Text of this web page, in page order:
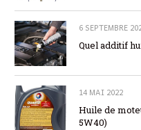
6 SEPTEMBRE
Quel additif
14 MAI 2022
Huile de
5W40)